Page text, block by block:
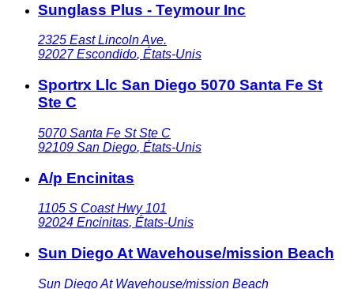
Sunglass Plus - Teymour Inc
2325 East Lincoln Ave.
92027 Escondido, États-Unis
Sportrx Llc San Diego 5070 Santa Fe St
Ste C
5070 Santa Fe St Ste C
92109 San Diego, États-Unis
A/p Encinitas
1105 S Coast Hwy 101
92024 Encinitas, États-Unis
Sun Diego At Wavehouse/mission Beach
Sun Diego At Wavehouse/mission Beach